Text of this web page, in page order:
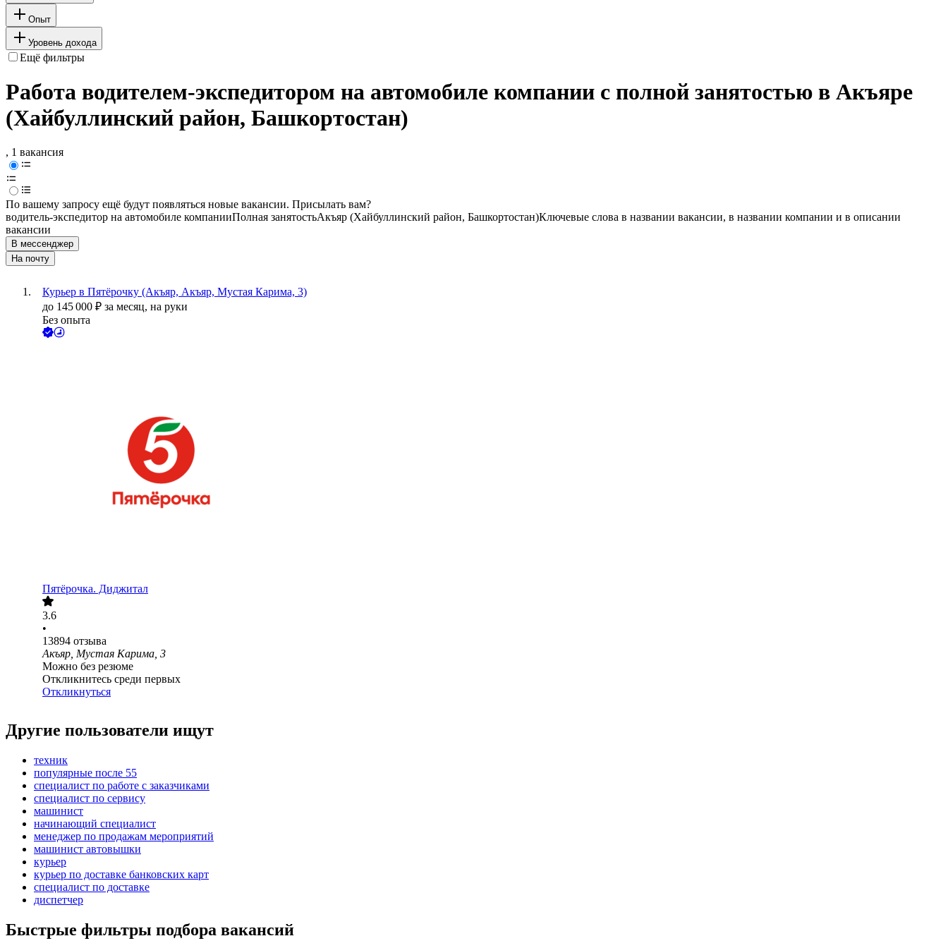
Опыт
Уровень дохода
Ещё фильтры
Работа водителем-экспедитором на автомобиле компании с полной занятостью в Акъяре
(Хайбуллинский район, Башкортостан)
, 1 вакансия
По вашему запросу ещё будут появляться новые вакансии. Присылать вам?
водитель-экспедитор на автомобиле компанииПолная занятостьАкъяр (Хайбуллинский район, Башкортостан)Ключевые слова в названии вакансии, в названии компании и в описании
вакансии
В мессенджер
На почту
Курьер в Пятёрочку (Акъяр, Акъяр, Мустая Карима, 3)
до 145 000 ₽ за месяц, на руки
Без опыта
Пятёрочка. Диджитал
3.6
•
13894 отзыва
Акъяр, Мустая Карима, 3
Можно без резюме
Откликнитесь среди первых
Откликнуться
Другие пользователи ищут
техник
популярные после 55
специалист по работе с заказчиками
специалист по сервису
машинист
начинающий специалист
менеджер по продажам мероприятий
машинист автовышки
курьер
курьер по доставке банковских карт
специалист по доставке
диспетчер
Быстрые фильтры подбора вакансий